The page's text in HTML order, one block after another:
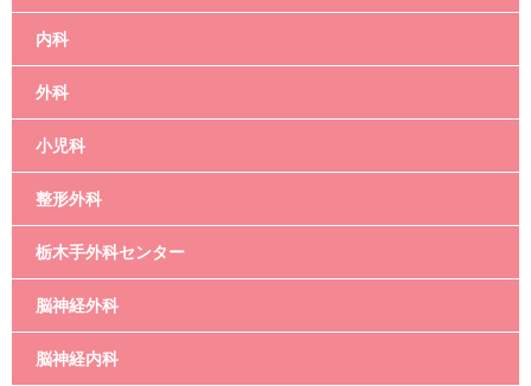
内科
外科
小児科
整形外科
栃木手外科センター
脳神経外科
脳神経内科